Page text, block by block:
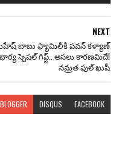
NEXT
బాబు ఫ్యామిలీకి పవన్ కళ్యాణ్
భార్య స్పెషల్ గిఫ్ట్.. అసలు కారణమిదే!
నమ్రత ఫుల్ ఖుషీ
BLOGGER DISQUS FACEBOOK